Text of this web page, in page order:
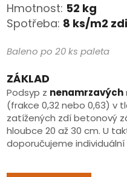
Hmotnost: 52 kg
Spotřeba: 8 ks/m2 zdi
Baleno po 20 ks paleta
ZÁKLAD
Podsyp z nenamrzavých
(frakce 0,32 nebo 0,63) v
zatížených zdí betonový
hloubce 20 až 30 cm. U
doporučujeme individuální